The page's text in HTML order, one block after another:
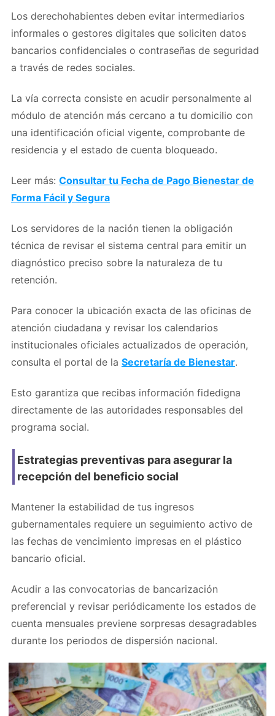
Los derechohabientes deben evitar intermediarios
informales o gestores digitales que soliciten datos
bancarios confidenciales o contraseñas de seguridad
a través de redes sociales.
La vía correcta consiste en acudir personalmente al
módulo de atención más cercano a tu domicilio con
una identificación oficial vigente, comprobante de
residencia y el estado de cuenta bloqueado.
Leer más: Consultar tu Fecha de Pago Bienestar de
Forma Fácil y Segura
Los servidores de la nación tienen la obligación
técnica de revisar el sistema central para emitir un
diagnóstico preciso sobre la naturaleza de tu
retención.
Para conocer la ubicación exacta de las oficinas de
atención ciudadana y revisar los calendarios
institucionales oficiales actualizados de operación,
consulta el portal de la Secretaría de Bienestar.
Esto garantiza que recibas información fidedigna
directamente de las autoridades responsables del
programa social.
Estrategias preventivas para asegurar la
recepción del beneficio social
Mantener la estabilidad de tus ingresos
gubernamentales requiere un seguimiento activo de
las fechas de vencimiento impresas en el plástico
bancario oficial.
Acudir a las convocatorias de bancarización
preferencial y revisar periódicamente los estados de
cuenta mensuales previene sorpresas desagradables
durante los periodos de dispersión nacional.